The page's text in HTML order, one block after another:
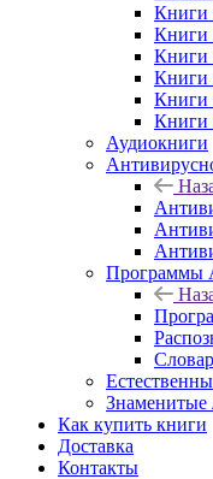
Книги
Книги
Книги
Книги
Книги
Книги
Аудиокниги
Программы
Знаменитые
Как купить книги
Доставка
Контакты